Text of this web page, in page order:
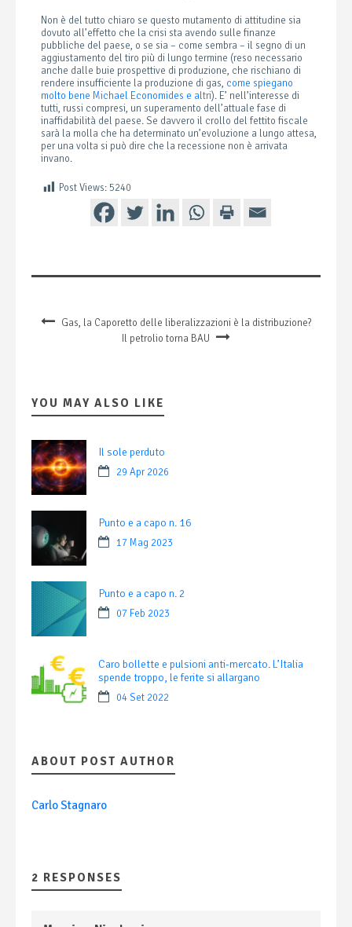
Non è del tutto chiaro se questo mutamento di attitudine sia
dovuto all’effetto che la crisi sta avendo sulle finanze
pubbliche del paese, o se sia – come sembra – il segno di un
aggiustamento del tiro più di lungo termine (reso necessario
anche dalle buie prospettive di produzione, che rischiano di
rendere insufficiente la produzione di gas, come spiegano
molto bene Michael Economides e altri). E’ nell’interesse di
tutti, russi compresi, un superamento dell’attuale fase di
inaffidabilità del paese. Se davvero il crollo del fettito fiscale
sarà la molla che ha determinato un’evoluzione a lungo attesa,
per una volta si può dire che la recessione non è arrivata
invano.
Post Views: 5240
Gas, la Caporetto delle liberalizzazioni è la distribuzione?
Il petrolio torna BAU
YOU MAY ALSO LIKE
Il sole perduto
29 Apr 2026
Punto e a capo n. 16
17 Mag 2023
Punto e a capo n. 2
07 Feb 2023
Caro bollette e pulsioni anti-mercato. L’Italia
spende troppo, le ferite si allargano
04 Set 2022
ABOUT POST AUTHOR
Carlo Stagnaro
2 RESPONSES